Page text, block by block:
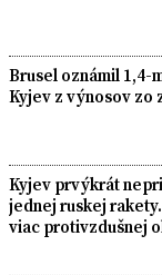
Brusel oznámil 1,4-
Kyjev z výnosov zo
Kyjev prvýkrát
jednej ruskej
viac protivzdušnej